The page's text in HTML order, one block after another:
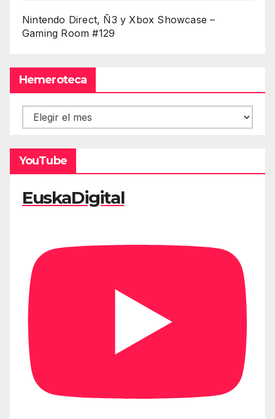
Nintendo Direct, Ñ3 y Xbox Showcase –
Gaming Room #129
Hemeroteca
Hemeroteca
YouTube
EuskaDigital